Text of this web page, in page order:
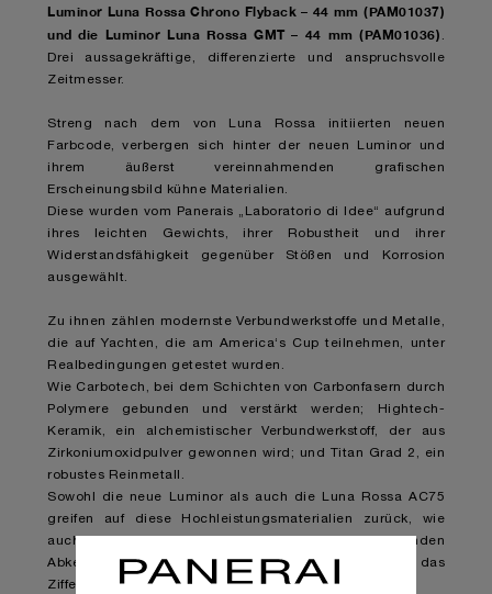
Luminor Luna Rossa Chrono Flyback – 44 mm (PAM01037)
und die Luminor Luna Rossa GMT – 44 mm (PAM01036)
Drei aussagekräftige, differenzierte und anspruchsvolle
Zeitmesser.
Streng nach dem von Luna Rossa initiierten neuen
Farbcode, verbergen sich hinter der neuen Luminor und
ihrem äußerst vereinnahmenden grafischen
Erscheinungsbild kühne Materialien.
Diese wurden vom Panerais „Laboratorio di Idee“ aufgrund
ihres leichten Gewichts, ihrer Robustheit und ihrer
Widerstandsfähigkeit gegenüber Stößen und Korrosion
ausgewählt.
Zu ihnen zählen modernste Verbundwerkstoffe und Metalle,
die auf Yachten, die am America‘s Cup teilnehmen, unter
Realbedingungen getestet wurden.
Wie Carbotech, bei dem Schichten von Carbonfasern durch
Polymere gebunden und verstärkt werden; Hightech-
Keramik, ein alchemistischer Verbundwerkstoff, der aus
Zirkoniumoxidpulver gewonnen wird; und Titan Grad 2, ein
robustes Reinmetall.
Sowohl die neue Luminor als auch die Luna Rossa AC75
greifen auf diese Hochleistungsmaterialien zurück, wie
auch auf Segelmaterial, das in einer überraschenden
Abkehr von seinem normalen Gebrauch als Schicht für das
Zifferblatt verwendet wurde.